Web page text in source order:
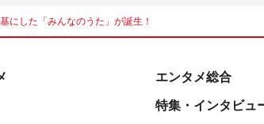
にした「みんなのうた」が誕生！
エンタメ総合
特集・インタビュ